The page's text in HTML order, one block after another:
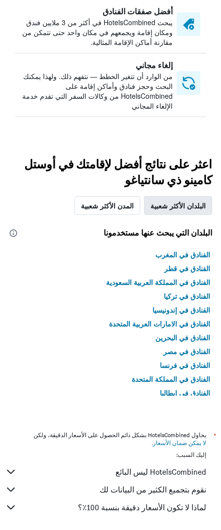
أفضل صفقات الفنادق
يبحث HotelsCombined في أكثر من 3 ملايين فندق
ومكان إقامة ويجمعهم في مكان واحد حتى تتمكن من
مقارنة أماكن الإقامة المثالية.
إلغاء مجاني
من الوارد أن تتغير الخطط — نتفهم ذلك. ولهذا يمكنك
البحث وحجز فنادق وأماكن إقامة على
HotelsCombined من وكالات السفر التي تقدم خدمة
الإلغاء المجاني
اعثر على نتائج أفضل لإقامتك في أوستل
كامينو ذي سانتياغو
البلدان الأكثر شعبية المدن الأكثر شعبية
البلدان التي يبحث عنها مستخدمونا
الفنادق في المغرب
الفنادق في قطر
الفنادق في المملكة العربية السعودية
الفنادق في تركيا
الفنادق في إندونيسيا
الفنادق في الامارات العربية المتحدة
الفنادق في البحرين
الفنادق في مصر
الفنادق في فرنسا
الفنادق في المملكة المتحدة
الفنادق في إيطاليا
*
يحاول HotelsCombined بشكل دائم الحصول على الأسعار الدقيقة، ولكن
لا يمكن ضمان الأسعار .
إليك السبب:
HotelsCombined ليس البائع
نقوم بتجميع الكثير من البيانات لك
لماذا لا تكون الأسعار دقيقة بنسبة 100٪؟